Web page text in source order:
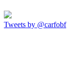
Tweets by @carfobf